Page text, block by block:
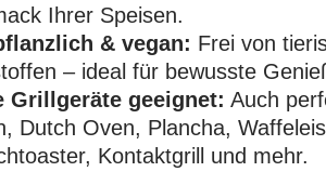
Ihrer Speisen.
& vegan: Frei von
– ideal für bewusste
Grillgeräte geeignet: Auch
Dutch Oven, Plancha,
Kontaktgrill und mehr.